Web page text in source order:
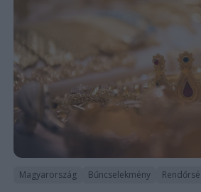
Magyarország Bűncselekmény